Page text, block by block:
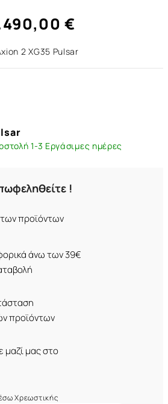
€
2 XG35 Pulsar
1-3 Εργάσιμες ημέρες
!
προϊόντων
άνω των 39€
προϊόντων
μαζί μας στο
Χρεωστικής